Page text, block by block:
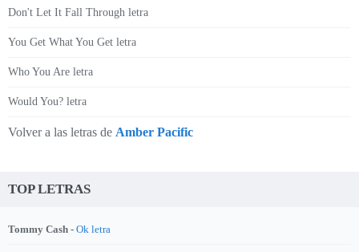
Don't Let It Fall Through letra
You Get What You Get letra
Who You Are letra
Would You? letra
Volver a las letras de Amber Pacific
TOP LETRAS
Tommy Cash - Ok letra